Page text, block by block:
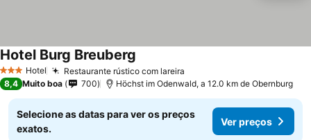
3 EstrelasHotel Restaurante rústico com lareira
Hotel Burg Breuberg
8,4 Muito boa 700 Höchst im Odenwald, a 12.0 km de Obernburg
Selecione as datas para ver os preços
exatos.
Ver preços